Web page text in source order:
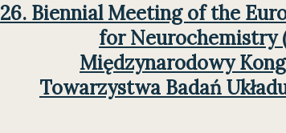
26. Biennial Meeting of the
for Neurochemistry
Międzynarodowy
Towarzystwa Badań